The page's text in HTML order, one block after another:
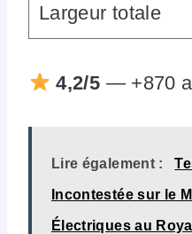
Largeur totale
4,2/5 — +870
Lire également :
Incontestée sur le
Électriques au